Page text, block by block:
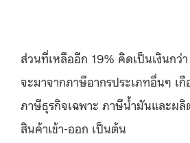
ส่วนที่เหลืออีก 19% คิดเป็นเงินกว่
จะมาจากภาษีอากรประเภทอื่นๆ เ
ภาษีธุรกิจเฉพาะ ภาษีน้ำมันและผ
สินค้าเข้า-ออก เป็นต้น